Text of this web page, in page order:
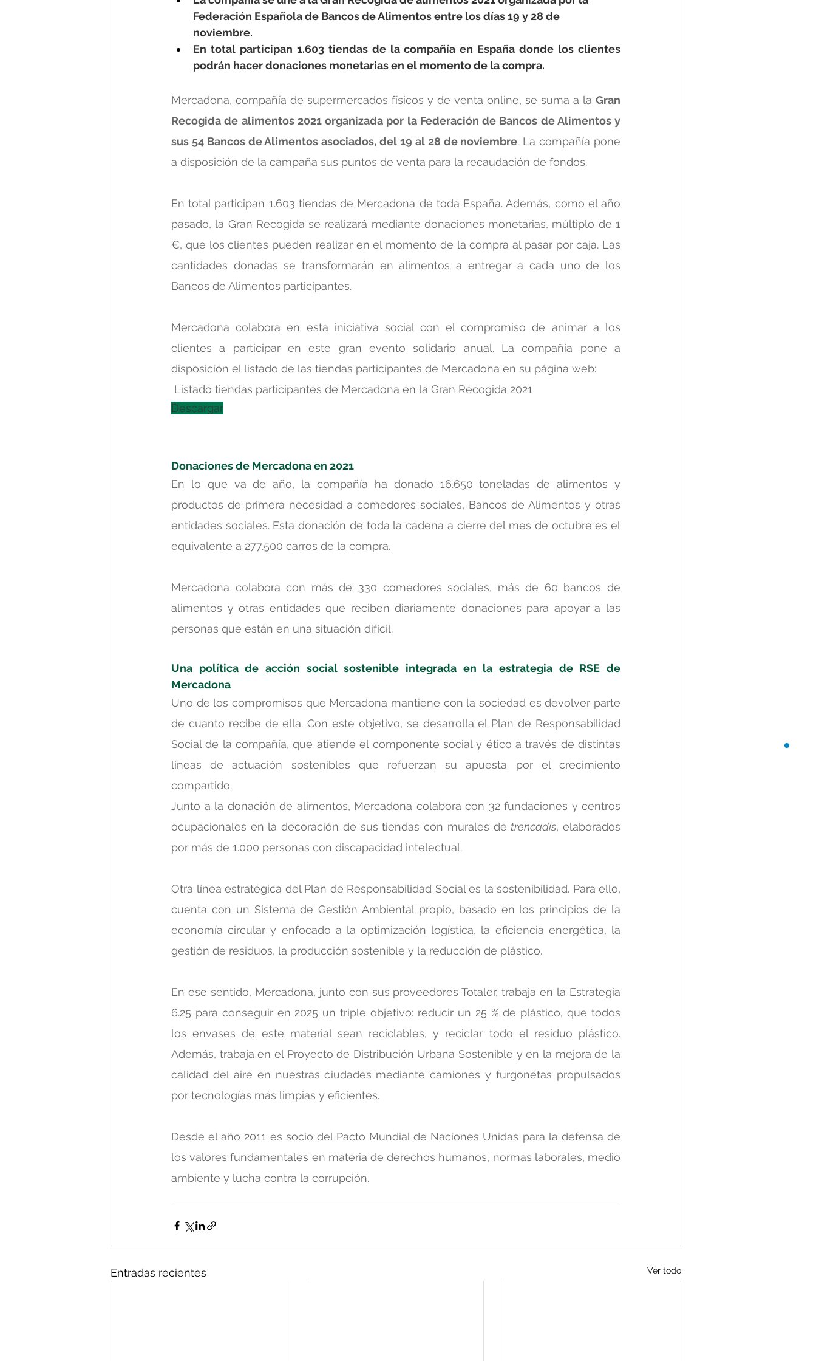
Federación Española de Bancos de Alimentos entre los días 19 y 28 de
noviembre.
En total participan 1.603 tiendas de la compañía en España donde los clientes
podrán hacer donaciones monetarias en el momento de la compra.
Mercadona, compañía de supermercados físicos y de venta online, se suma a la Gran
Recogida de alimentos 2021 organizada por la Federación de Bancos de Alimentos y
sus 54 Bancos de Alimentos asociados, del 19 al 28 de noviembre. La compañía pone
a disposición de la campaña sus puntos de venta para la recaudación de fondos.
En total participan 1.603 tiendas de Mercadona de toda España. Además, como el año
pasado, la Gran Recogida se realizará mediante donaciones monetarias, múltiplo de 1
€, que los clientes pueden realizar en el momento de la compra al pasar por caja. Las
cantidades donadas se transformarán en alimentos a entregar a cada uno de los
Bancos de Alimentos participantes.
Mercadona colabora en esta iniciativa social con el compromiso de animar a los
clientes a participar en este gran evento solidario anual. La compañía pone a
disposición el listado de las tiendas participantes de Mercadona en su página web:
Listado tiendas participantes de Mercadona en la Gran Recogida 2021
Descargar
Donaciones de Mercadona en 2021
En lo que va de año, la compañía ha donado 16.650 toneladas de alimentos y
productos de primera necesidad a comedores sociales, Bancos de Alimentos y otras
entidades sociales. Esta donación de toda la cadena a cierre del mes de octubre es el
equivalente a 277.500 carros de la compra.
Mercadona colabora con más de 330 comedores sociales, más de 60 bancos de
alimentos y otras entidades que reciben diariamente donaciones para apoyar a las
personas que están en una situación difícil.
Una política de acción social sostenible integrada en la estrategia de RSE de
Mercadona
Uno de los compromisos que Mercadona mantiene con la sociedad es devolver parte
de cuanto recibe de ella. Con este objetivo, se desarrolla el Plan de Responsabilidad
Social de la compañía, que atiende el componente social y ético a través de distintas
líneas de actuación sostenibles que refuerzan su apuesta por el crecimiento
compartido.
Junto a la donación de alimentos, Mercadona colabora con 32 fundaciones y centros
ocupacionales en la decoración de sus tiendas con murales de trencadís, elaborados
por más de 1.000 personas con discapacidad intelectual.
Otra línea estratégica del Plan de Responsabilidad Social es la sostenibilidad. Para ello,
cuenta con un Sistema de Gestión Ambiental propio, basado en los principios de la
economía circular y enfocado a la optimización logística, la eficiencia energética, la
gestión de residuos, la producción sostenible y la reducción de plástico.
En ese sentido, Mercadona, junto con sus proveedores Totaler, trabaja en la Estrategia
6.25 para conseguir en 2025 un triple objetivo: reducir un 25 % de plástico, que todos
los envases de este material sean reciclables, y reciclar todo el residuo plástico.
Además, trabaja en el Proyecto de Distribución Urbana Sostenible y en la mejora de la
calidad del aire en nuestras ciudades mediante camiones y furgonetas propulsados
por tecnologías más limpias y eficientes.
Desde el año 2011 es socio del Pacto Mundial de Naciones Unidas para la defensa de
los valores fundamentales en materia de derechos humanos, normas laborales, medio
ambiente y lucha contra la corrupción.
Entradas recientes Ver todo